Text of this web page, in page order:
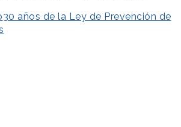
30 años de la Ley de Prevención de